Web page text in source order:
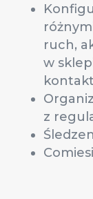
ruch,
w
z